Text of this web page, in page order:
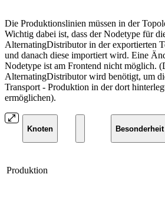
Die Produktionslinien müssen in der
Wichtig dabei ist, dass der Nodetype für
AlternatingDistributor in der exportierten
und danach diese importiert wird. Eine
Nodetype ist am Frontend nicht möglich.
AlternatingDistributor wird benötigt, um
Transport - Produktion in der dort
ermöglichen).
Knoten Besonderheit
Produktion